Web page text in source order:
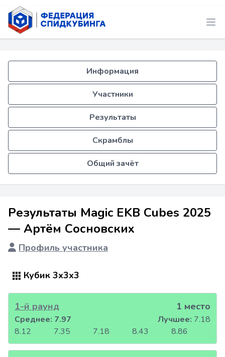
Информация
Участники
Результаты
Скрамблы
Общий зачёт
Результаты Magic EKB Cubes 2025
— Артём Сосновских
Профиль участника
Кубик 3x3x3
1-й раунд 1 место
8.12 7.35 7.18 8.43 8.86
Среднее: 7.97 Лучшее: 7.18